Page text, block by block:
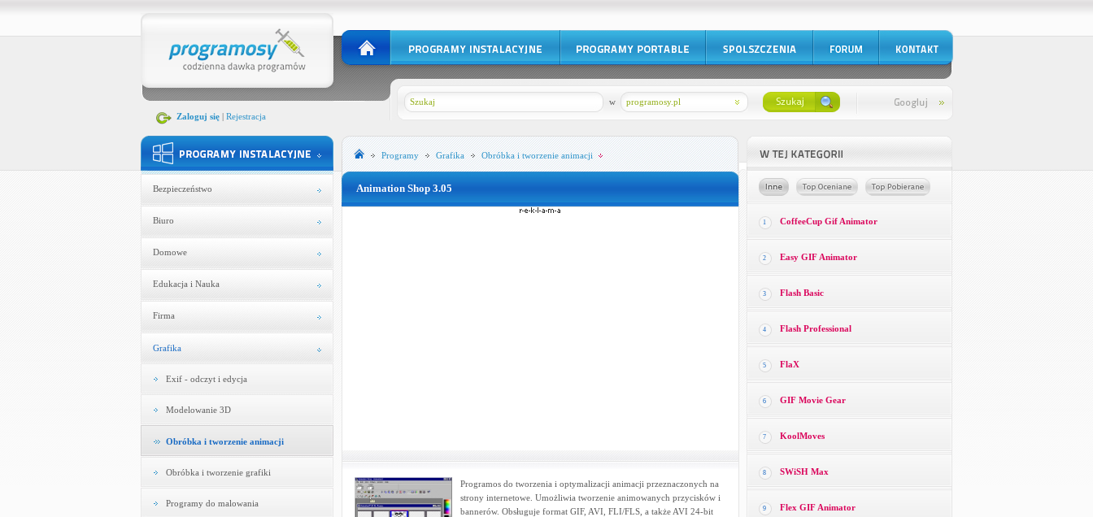
Zaloguj się| Rejestracja
programosy.pl
w
Bezpieczeństwo
Biuro
Domowe
Edukacja i Nauka
Firma
Grafika
Exif - odczyt i edycja
Modelowanie 3D
Obróbka i tworzenie animacji
Obróbka i tworzenie grafiki
Programy do malowania
Programy Grafika Obróbka i tworzenie animacji
Animation Shop 3.05
Programos do tworzenia i optymalizacji animacji przeznaczonych na
strony internetowe. Umożliwia tworzenie animowanych przycisków i
bannerów. Obsługuje format GIF, AVI, FLI/FLS, a także AVI 24-bit
1 CoffeeCup Gif Animator
2 Easy GIF Animator
3 Flash Basic
4 Flash Professional
5 FlaX
6 GIF Movie Gear
7 KoolMoves
8 SWiSH Max
9 Flex GIF Animator